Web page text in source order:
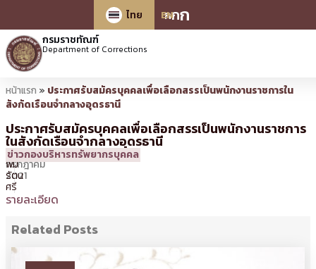
กกก
ไทย
EN
กรมราชทัณฑ์
Department of Corrections
หน้าแรก » ประกาศรับสมัครบุคคลเพื่อเลือกสรรเป็นพนักงานราชการใน
สังกัดเรือนจำกลางอุดรธานี
ประกาศรับสมัครบุคคลเพื่อเลือกสรรเป็นพนักงานราชการ
ในสังกัดเรือนจำกลางอุดรธานี
1
กรกฎาคม
2021
15:25 น.
โดย
ศิร
พิม
รัตน
ศรี
ข่าวกองบริหารทรัพยากรบุคคล
รายละเอียด
Related Posts